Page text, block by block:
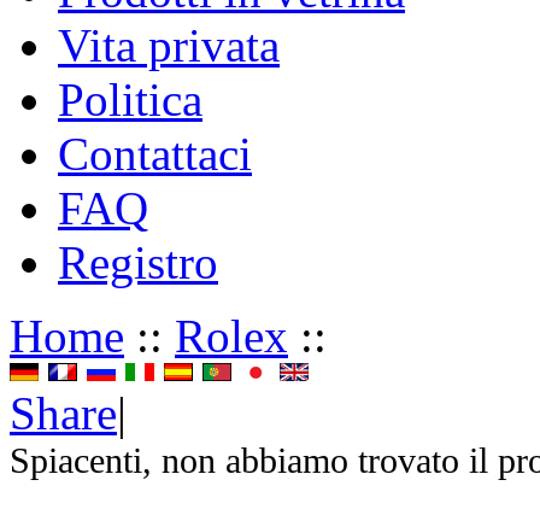
Vita privata
Politica
Contattaci
FAQ
Registro
Home :: Rolex ::
Share|
Spiacenti, non abbiamo trovato il